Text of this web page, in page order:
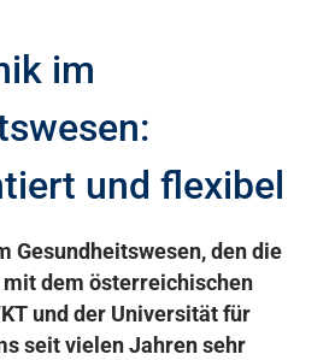
im
und flexibel
Gesundheitswesen, den die
mit dem österreichischen
und der Universität für
seit vielen Jahren sehr